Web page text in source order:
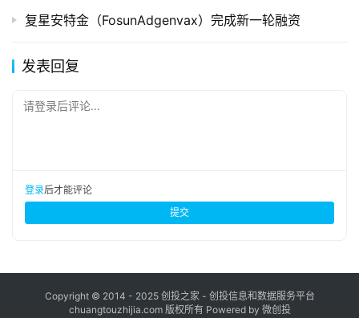
复星安特金（FosunAdgenvax）完成新一轮融资
发表回复
请登录后评论...
登录后才能评论
提交
Copyright © 2014 - 2025 创投之家 - 创投信息和数据服务平台
chuangtouzhijia.com 版权所有 Powered by 微创投